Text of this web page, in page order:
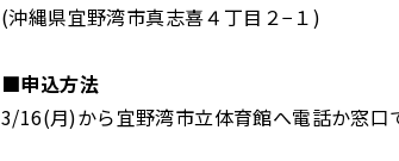
(沖縄県宜野湾市真志喜４丁目２−１)
■申込方法
3/16(月)から宜野湾市立体育館へ電話か窓口